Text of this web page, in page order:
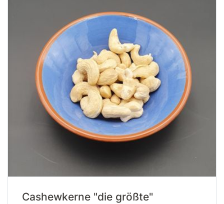
Cashewkerne "die größte"